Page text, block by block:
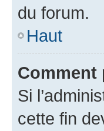
du forum.
Haut
Comment
Si
cette fin